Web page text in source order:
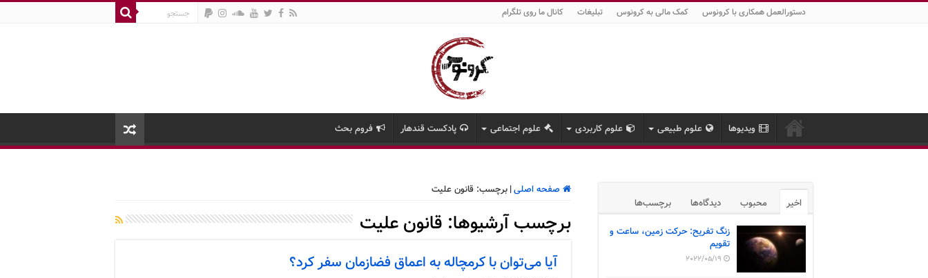
دستورالعمل همکاری با کرونوس کمک مالی به کرونوس تبلیغات کانال ما روی تلگرام
ویدیوها علوم طبیعی علوم کاربردی علوم اجتماعی پادکست قندهار فروم بحث
صفحه اصلی| برچسب: قانون علیت
برچسب آرشیوها: قانون علیت
آیا می‌توان با کرمچاله به اعماق فضازمان سفر کرد؟
اخیر محبوب دیدگاه‌ها برچسب‌ها
زنگ تفریح: حرکت زمین، ساعت و
تقویم
2022/05/19